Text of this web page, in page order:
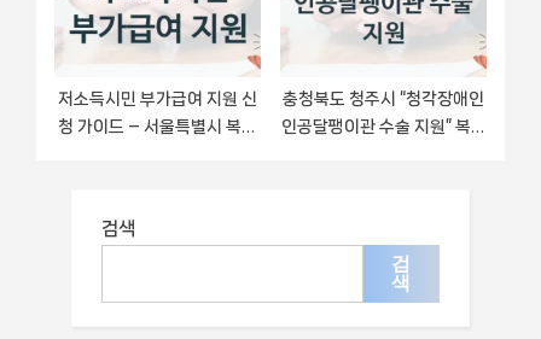
저소득시민 부가급여 지원 신
청 가이드 – 서울특별시 복지
충청북도 청주시 “청각장애인
인공달팽이관 수술 지원” 복지
검색
검
색